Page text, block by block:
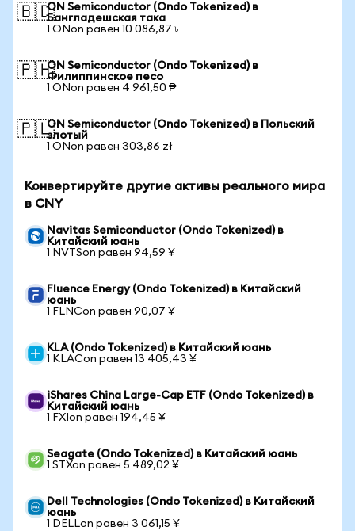
🇧🇩ON Semiconductor (Ondo Tokenized) в
Бангладешская така
1 ONon равен 10 086,87 ৳
🇵🇭ON Semiconductor (Ondo Tokenized) в
Филиппинское песо
1 ONon равен 4 961,50 ₱
🇵🇱ON Semiconductor (Ondo Tokenized) в Польский
злотый
1 ONon равен 303,86 zł
Конвертируйте другие активы реального мира
в CNY
Navitas Semiconductor (Ondo Tokenized) в
Китайский юань
1 NVTSon равен 94,59 ¥
Fluence Energy (Ondo Tokenized) в Китайский
юань
1 FLNCon равен 90,07 ¥
KLA (Ondo Tokenized) в Китайский юань
1 KLACon равен 13 405,43 ¥
iShares China Large-Cap ETF (Ondo Tokenized) в
Китайский юань
1 FXIon равен 194,45 ¥
Seagate (Ondo Tokenized) в Китайский юань
1 STXon равен 5 489,02 ¥
Dell Technologies (Ondo Tokenized) в Китайский
юань
1 DELLon равен 3 061,15 ¥